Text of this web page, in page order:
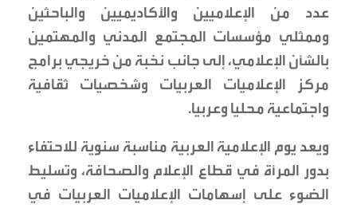
عدد من الإعلاميين والأكاديميين والباحثين
وممثلي مؤسسات المجتمع المدني والمهتمين
بالشأن الإعلامي، إلى جانب نخبة من خريجي برامج
مركز الإعلاميات العربيات وشخصيات ثقافية
واجتماعية محليا وعربيا.
ويعد يوم الإعلامية العربية مناسبة سنوية للاحتفاء
بدور المرأة في قطاع الإعلام والصحافة، وتسليط
الضوء على إسهامات الإعلاميات العربيات في